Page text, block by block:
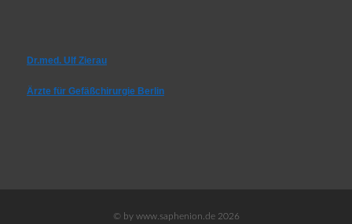
Dr.med. Ulf Zierau
Ärzte für Gefäßchirurgie Berlin
© by www.saphenion.de 2026